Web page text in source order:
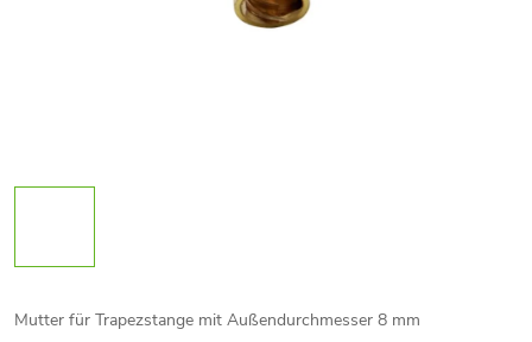
Mutter für Trapezstange mit Außendurchmesser 8 mm